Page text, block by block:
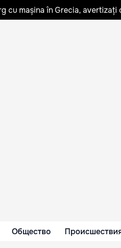
cu mașina în Grecia,
Общество